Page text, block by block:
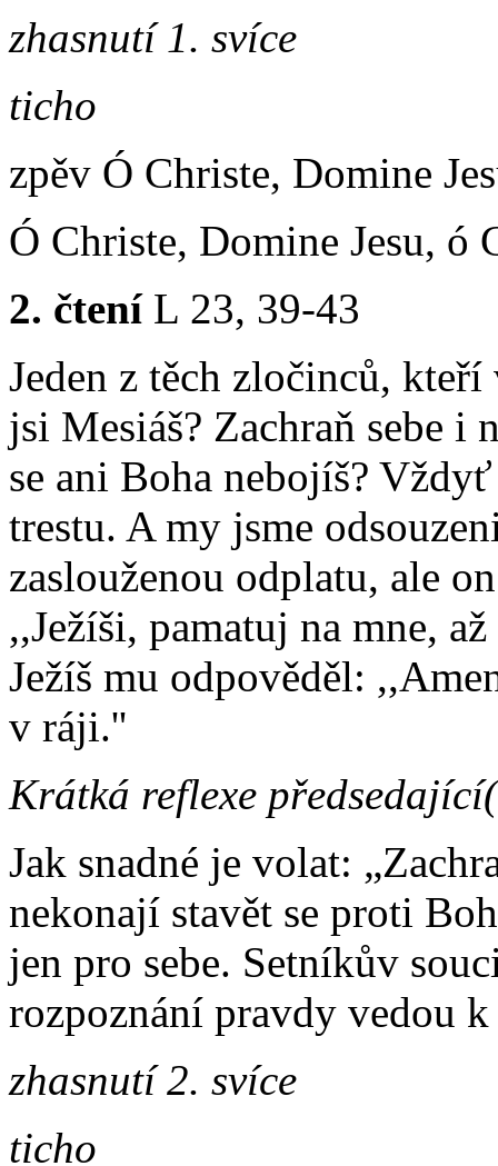
zhasnutí 1. svíce
ticho
zpěv Ó Christe, Domine
Ó Christe, Domine Jesu, ó
2. čtení L 23, 39-43
Jeden z těch zločinců,
jsi Mesiáš? Zachraň sebe
se ani Boha nebojíš?
trestu. A my jsme
zaslouženou odplatu, ale
,,Ježíši, pamatuj na mne,
Ježíš mu odpověděl:
v ráji.''
Krátká reflexe
Jak snadné je volat:
nekonají stavět se proti
jen pro sebe. Setníkův
rozpoznání pravdy vedou
zhasnutí 2. svíce
ticho